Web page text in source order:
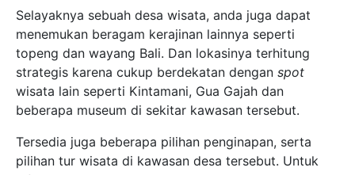
Selayaknya sebuah desa wisata, anda juga dapat
menemukan beragam kerajinan lainnya seperti
topeng dan wayang Bali. Dan lokasinya terhitung
strategis karena cukup berdekatan dengan spot
wisata lain seperti Kintamani, Gua Gajah dan
beberapa museum di sekitar kawasan tersebut.
Tersedia juga beberapa pilihan penginapan, serta
pilihan tur wisata di kawasan desa tersebut. Untuk